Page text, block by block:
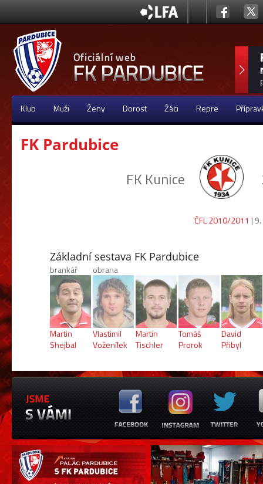
Klub Muži Ženy Dorost Žáci Repre
FK Pardubice
FK Kunice
ČFL 2010/2011 |
Základní sestava FK Pardubice
brankář
Martin
Shejbal
obrana
Vlastimil
Voženílek
Martin
Tischler
Tomáš
Prorok
David
Přibyl